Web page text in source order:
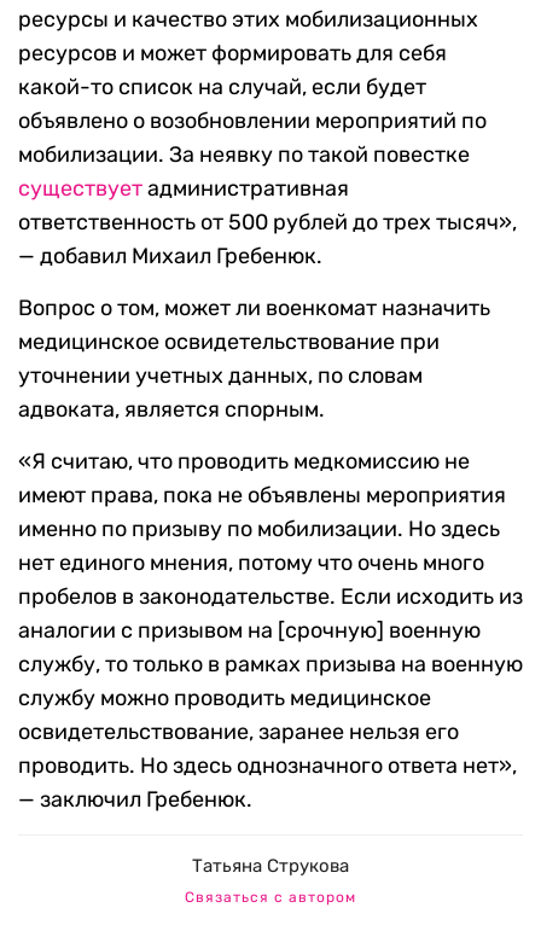
ресурсы и качество этих мобилизационных
ресурсов и может формировать для себя
какой-то список на случай, если будет
объявлено о возобновлении мероприятий по
мобилизации. За неявку по такой повестке
существуетадминистративная
ответственность от 500 рублей до трех тысяч»,
— добавил Михаил Гребенюк.
Вопрос о том, может ли военкомат назначить
медицинское освидетельствование при
уточнении учетных данных, по словам
адвоката, является спорным.
«Я считаю, что проводить медкомиссию не
имеют права, пока не объявлены мероприятия
именно по призыву по мобилизации. Но здесь
нет единого мнения, потому что очень много
пробелов в законодательстве. Если исходить из
аналогии с призывом на [срочную] военную
службу, то только в рамках призыва на военную
службу можно проводить медицинское
освидетельствование, заранее нельзя его
проводить. Но здесь однозначного ответа нет»,
— заключил Гребенюк.
Татьяна Струкова
Связаться с автором